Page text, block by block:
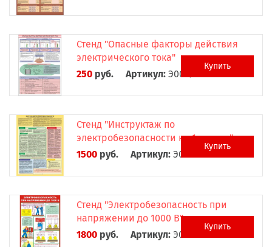
Стенд "Опасные факторы действия
электрического тока"
250 руб. Артикул: Э0019
Купить
Стенд "Инструктаж по
электробезопасности на 1 группу"
1500 руб. Артикул: Э0020
Купить
Стенд "Электробезопасность при
напряжении до 1000 В"
1800 руб. Артикул: Э0021
Купить